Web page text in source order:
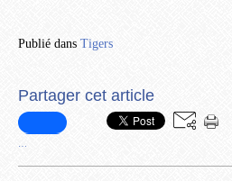
Publié dans Tigers
Partager cet article